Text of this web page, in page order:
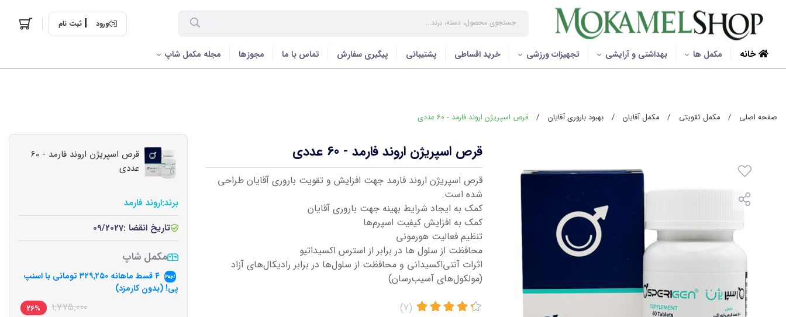
ورود ثبت نام
خانه مکمل ها بهداشتی و آرایشی تجهیزات ورزشی خرید اقساطی پشتیبانی پیگیری سفارش تماس با ما مجوزها مجله مکمل شاپ
صفحه اصلی / مکمل تقویتی / مکمل آقایان / بهبود باروری آقایان / قرص اسپریژن اروند فارمد - 60 عددی
قرص اسپریژن اروند فارمد - 60 عددی
قرص اسپریژن اروند فارمد جهت افزایش و تقویت باروری آقایان طراحی
شده است.
کمک به ایجاد شرایط بهینه جهت باروری آقایان
کمک به افزایش کیفیت اسپرم‌ها
تنظیم فعالیت هورمونی
محافظت از سلول ها در برابر از استرس اکسیداتیو
اثرات آنتی‌اکسیدانی و محافظت از سلول‌ها در برابر رادیکال‌های آزاد
(مولکول‌های آسیب‌رسان)
(7)
قرص اسپریژن اروند فارمد - 60
عددی
برند:اروند فارمد
تاریخ انقضا :09/2027
مکمل شاپ
۳۲۹٬۲۵۰تومانی با اسنپ
پی! (بدون کارمزد)
1,775,000
26%